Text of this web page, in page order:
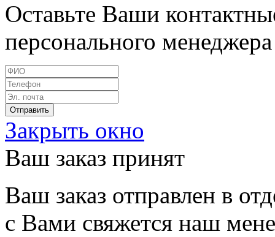
Оставьте Ваши
персонального
Закрыть окно
Ваш заказ принят
Ваш заказ отправлен в
с Вами свяжется наш